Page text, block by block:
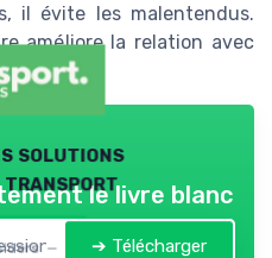
il évite les malentendus.
améliore la relation avec
solutions
transport
— 2026
le livre blanc
➔ Télécharger